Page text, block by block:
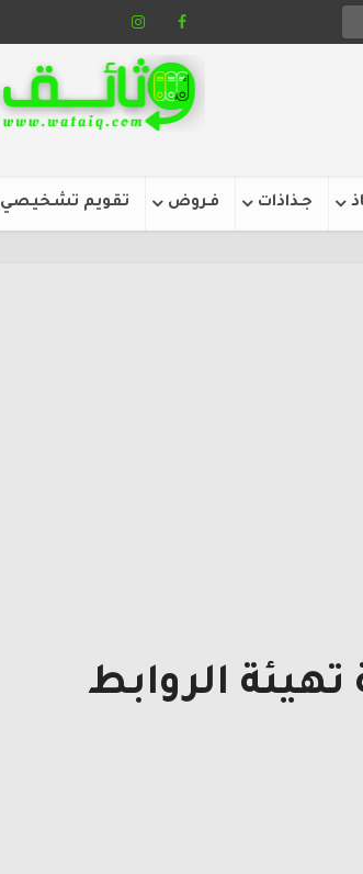
جـذاذات فـروض تقويم تشخيصي
الروابط